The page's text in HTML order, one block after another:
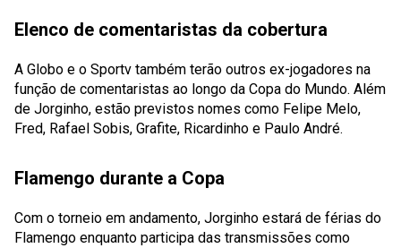
Elenco de comentaristas da cobertura
A Globo e o Sportv também terão outros ex-jogadores na
função de comentaristas ao longo da Copa do Mundo. Além
de Jorginho, estão previstos nomes como Felipe Melo,
Fred, Rafael Sobis, Grafite, Ricardinho e Paulo André.
Flamengo durante a Copa
Com o torneio em andamento, Jorginho estará de férias do
Flamengo enquanto participa das transmissões como